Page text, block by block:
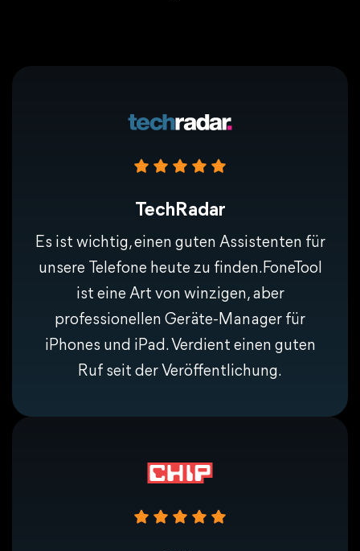
Nachteile
Langsame Übertragungsgeschwindigkeit.
Komplizierter Vorgang.
TechRadar
Es ist wichtig, einen guten Assistenten für
unsere Telefone heute zu finden.FoneTool
ist eine Art von winzigen, aber
professionellen Geräte-Manager für
iPhones und iPad. Verdient einen guten
Ruf seit der Veröffentlichung.